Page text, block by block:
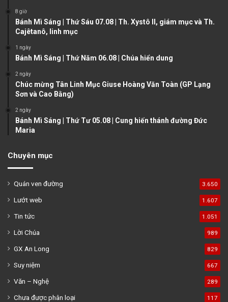
a
e
8 giờ
Bánh Mì Sáng | Thứ Sáu 07.08 | Th. Xystô II, giám mục và Th.
Cajêtanô, linh mục
1 ngày
Bánh Mì Sáng | Thứ Năm 06.08 | Chúa hiển dung
2 ngày
Chúc mừng Tân Linh Mục Giuse Hoàng Văn Toàn (GP Lạng
Sơn và Cao Bằng)
2 ngày
Bánh Mì Sáng | Thứ Tư 05.08 | Cung hiến thánh đường Đức
Maria
Chuyên mục
Quán ven đường 3.650
Lướt web 1.607
Tin tức 1.051
Lời Chúa 989
GX An Long 829
Suy niệm 667
Văn – Nghệ 289
Chưa được phân loại 117